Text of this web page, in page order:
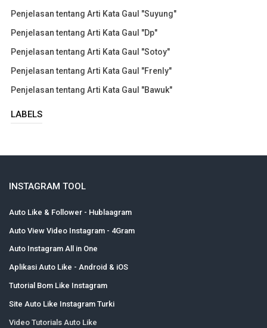
Penjelasan tentang Arti Kata Gaul "Suyung"
Penjelasan tentang Arti Kata Gaul "Dp"
Penjelasan tentang Arti Kata Gaul "Sotoy"
Penjelasan tentang Arti Kata Gaul "Frenly"
Penjelasan tentang Arti Kata Gaul "Bawuk"
LABELS
INSTAGRAM TOOL
Auto Like & Follower - Hublaagram
Auto View Video Instagram - 4Gram
Auto Instagram All in One
Aplikasi Auto Like - Android & iOS
Tutorial Bom Like Instagram
Site Auto Like Instagram Turki
Video Tutorials Auto Like